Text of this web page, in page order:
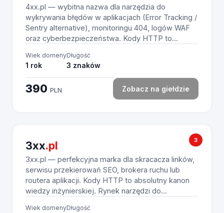
4xx.pl — wybitna nazwa dla narzędzia do
wykrywania błędów w aplikacjach (Error Tracking /
Sentry alternative), monitoringu 404, logów WAF
oraz cyberbezpieczeństwa. Kody HTTP to...
Wiek domeny
1 rok
Długość
3 znaków
390 PLN Zobacz na giełdzie
3
3xx.pl
3xx.pl — perfekcyjna marka dla skracacza linków,
serwisu przekierowań SEO, brokera ruchu lub
routera aplikacji. Kody HTTP to absolutny kanon
wiedzy inżynierskiej. Rynek narzędzi do...
Wiek domenyDługość